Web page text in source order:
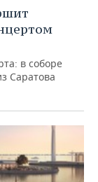
в соборе
Саратова